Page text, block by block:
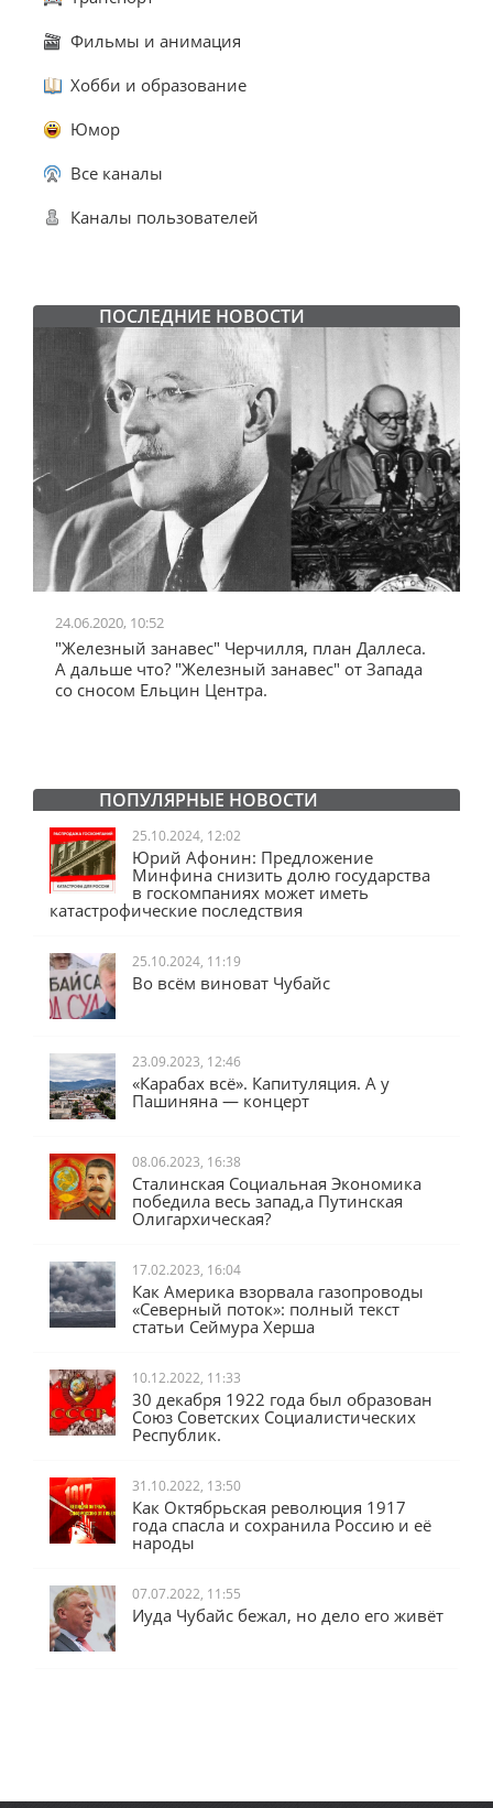
Фильмы и анимация
Хобби и образование
Юмор
Все каналы
Каналы пользователей
ПОСЛЕДНИЕ НОВОСТИ
24.06.2020, 10:52
"Железный занавес" Черчилля, план Даллеса.
А дальше что? "Железный занавес" от Запада
со сносом Ельцин Центра.
ПОПУЛЯРНЫЕ НОВОСТИ
25.10.2024, 12:02
Юрий Афонин: Предложение
Минфина снизить долю государства
в госкомпаниях может иметь
катастрофические последствия
25.10.2024, 11:19
Во всём виноват Чубайс
23.09.2023, 12:46
«Карабах всё». Капитуляция. А у
Пашиняна — концерт
08.06.2023, 16:38
Сталинская Социальная Экономика
победила весь запад,а Путинская
Олигархическая?
17.02.2023, 16:04
Как Америка взорвала газопроводы
«Северный поток»: полный текст
статьи Сеймура Херша
10.12.2022, 11:33
30 декабря 1922 года был образован
Союз Советских Социалистических
Республик.
31.10.2022, 13:50
Как Октябрьская революция 1917
года спасла и сохранила Россию и её
народы
07.07.2022, 11:55
Иуда Чубайс бежал, но дело его живёт